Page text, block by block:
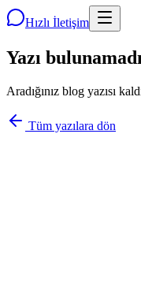
Hızlı İletişim
Yazı bulunamadı
Aradığınız blog yazısı
Tüm yazılara dön